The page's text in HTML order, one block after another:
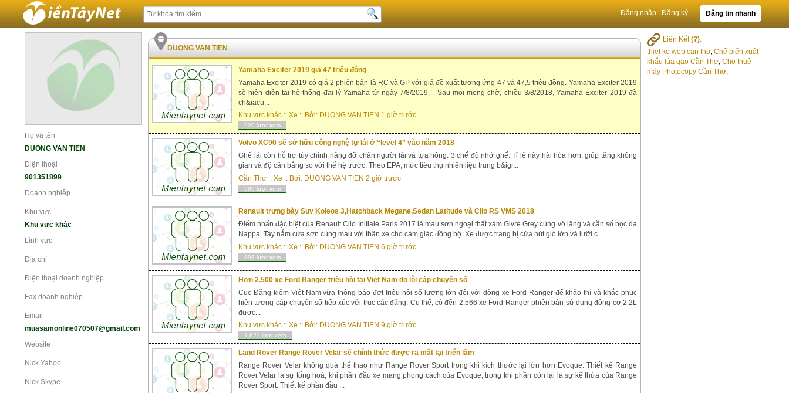
Đăng tin nhanh
Đăng nhập Đăng ký
Họ và tên
DUONG VAN TIEN
Điện thoại
901351899
Doanh nghiệp
Khu vực
Khu vực khác
Lĩnh vực
Địa chỉ
Điện thoại doanh nghiệp
Fax doanh nghiệp
Email
muasamonline070507@gmail.com
Website
Nick Yahoo
Nick Skype
Liên Kết(?):
thiet ke web can tho, Chế biến xuất
khẩu lúa gạo Cần Thơ, Cho thuê
máy Photocopy Cần Thơ,
DUONG VAN TIEN
Yamaha Exciter 2019 giá 47 triệu đồng
Yamaha Exciter 2019 có giá 2 phiên bản là RC và GP với giá đề xuất tương ứng 47 và 47,5 triệu đồng. Yamaha Exciter 2019
sẽ hiện diện tại hệ thống đại lý Yamaha từ ngày 7/8/2019. Sau mọi mong chờ, chiều 3/8/2018, Yamaha Exciter 2019 đã
ch&iacu...
Khu vực khác :: Xe :: Bởi: DUONG VAN TIEN 1 giờ trước
920 lượt xem
Volvo XC90 sẽ sở hữu công nghệ tự lái ở “level 4” vào năm 2018
Ghế lái còn hỗ trợ tùy chỉnh nâng đỡ chân người lái và tựa hông. 3 chế độ nhớ ghế. Tỉ lệ này hài hòa hơn, giúp tăng không
gian và độ cân bằng so với thế hệ trước. Theo EPA, mức tiêu thụ nhiên liệu trung b&igr...
Cần Thơ :: Xe :: Bởi: DUONG VAN TIEN 2 giờ trước
999 lượt xem
Renault trưng bày Suv Koleos 3,Hatchback Megane,Sedan Latitude và Clio RS VMS 2018
Điểm nhấn đặc biệt của Renault Clio Initiale Paris 2017 là màu sơn ngoại thất xám Givre Grey cùng vô lăng và cần số bọc da
Nappa. Tay nắm cửa sơn cùng màu với thân xe cho cảm giác đồng bộ. Xe được trang bị cửa hút gió lớn và lưỡi c...
Khu vực khác :: Xe :: Bởi: DUONG VAN TIEN 6 giờ trước
898 lượt xem
Hơn 2.500 xe Ford Ranger triệu hồi tại Việt Nam do lỗi cáp chuyển số
Cục Đăng kiểm Việt Nam vừa thông báo đợt triệu hồi số lượng lớn đối với dòng xe Ford Ranger để khảo thí và khắc phục
hiện tượng cáp chuyển số tiếp xúc với trục các đăng. Cụ thể, có đến 2.566 xe Ford Ranger phiên bản sử dụng động cơ 2.2L
được...
Khu vực khác :: Xe :: Bởi: DUONG VAN TIEN 9 giờ trước
1,621 lượt xem
Land Rover Range Rover Velar sẽ chính thức được ra mắt tại triển lãm
Range Rover Velar không quá thể thao như Range Rover Sport trong khi kích thước lại lớn hơn Evoque. Thiết kế Range
Rover Velar là sự tổng hoà, khi phần đầu xe mang phong cách của Evoque, trong khi phần còn lại là sự kế thừa của Range
Rover Sport. Thiết kế phần đầu ...